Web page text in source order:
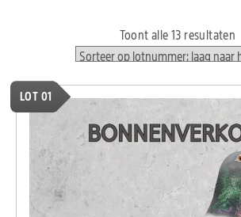
Toont alle 13 resultaten
LOT 01